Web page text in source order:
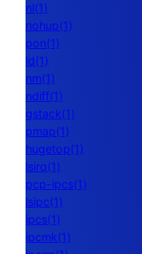
nl(1)
nohup(1)
pon(1)
ld(1)
nm(1)
ndiff(1)
gstack(1)
pmap(1)
hugetop(1)
lsirq(1)
pcp-ipcs(1)
lsipc(1)
ipcs(1)
ipcmk(1)